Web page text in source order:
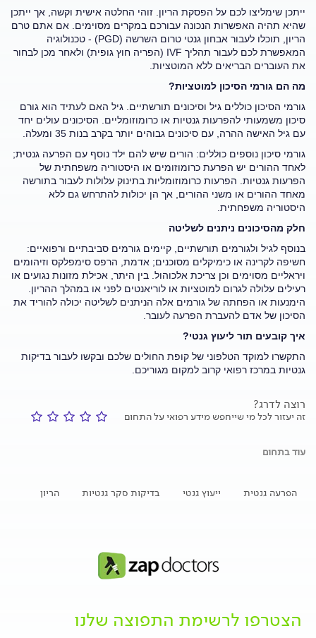
ייתכן שימליצו לכם על הפסקת הריון. זוהי החלטה אישית וקשה, אך ייתכן
שהיא תהיה האפשרות הנכונה עבורכם במקרים מסוימים. אם אתם טרם
הריון, תוכלו לעבור אבחון גנטי טרום השרשה (PGD) - טכנולוגיה
המאפשרת לכם לעבור תהליך IVF (הפריה חוץ גופית) ולאחר מכן לבחור
את העוברים הבריאים ללא המוטציות.
מה הם גורמי הסיכון למוטציות?
גורמי הסיכון כוללים גיל וסיכונים תורשתיים. גיל האם לעתיד הוא גורם
סיכון משמעותי להפרעות גנטיות או כרומוזומליים. הסיכונים עולים יחד
עם גיל האישה ההרה, עם סיכונים גבוהים יותר בקרב בנות 35 ומעלה.
גורמי סיכון נוספים כוללים: הורים שיש להם ילד נוסף עם הפרעה גנטית;
לאחד ההורים יש הפרעת כרומוזומים או היסטוריה משפחתית של
הפרעות גנטיות. הפרעות כרומוזומליות בתינוק עלולות לעבור בתורשה
מאחד ההורים או משני ההורים, אך הן יכולות להתרחש גם ללא
היסטוריה משפחתית.
חלק מהסיכונים ניתנים לשליטה
בנוסף לגיל ולגורמים תורשתיים, קיימים גורמים סביבתיים ורפואיים:
חשיפה לקרינה או כימיקלים מסוכנים; אדמת, הרפס סימפלקס וזיהומים
ויראליים מסוימים וכן צריכת אלכוהול. בין היתר, אכילת מזונות נגועים או
רעילים עלולה לגרום למוטציות או לוריאנטים לפני או במהלך ההריון.
הימנעות או הפחתה של גורמים אלה הניתנים לשליטה יכולה להוריד את
הסיכון של אדם להעברת הפרעה לעובר.
איך קובעים תור ליעוץ גנטי?
התקשרו למוקד הטלפוני של קופת החולים שלכם ובקשו לעבור בדיקות
גנטיות במרכז רפואי קרוב למקום מגוריכם.
רוצה לדרג?
זה יעזור לכל מי שייחפש מידע רפואי על התחום
עוד בתחום
הפרעה גנטית ייעוץ גנטי בדיקות סקר גנטיות הריון
הצטרפו לרשימת התפוצה שלנו